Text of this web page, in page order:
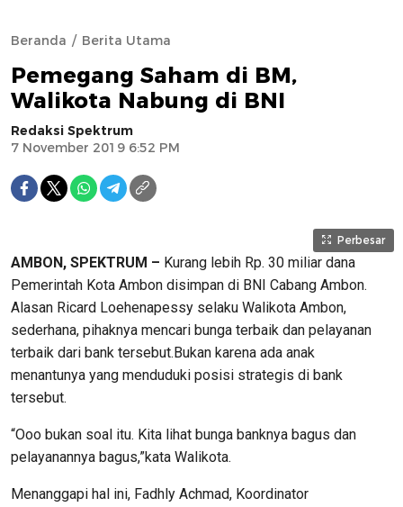
Beranda Berita Utama
Pemegang Saham di BM,
Walikota Nabung di BNI
Redaksi Spektrum
7 November 2019 6:52 PM
Perbesar
AMBON, SPEKTRUM – Kurang lebih Rp. 30 miliar dana
Pemerintah Kota Ambon disimpan di BNI Cabang Ambon.
Alasan Ricard Loehenapessy selaku Walikota Ambon,
sederhana, pihaknya mencari bunga terbaik dan pelayanan
terbaik dari bank tersebut.Bukan karena ada anak
menantunya yang menduduki posisi strategis di bank
tersebut.
“Ooo bukan soal itu. Kita lihat bunga banknya bagus dan
pelayanannya bagus,”kata Walikota.
Menanggapi hal ini, Fadhly Achmad, Koordinator